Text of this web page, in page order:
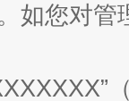
如您对